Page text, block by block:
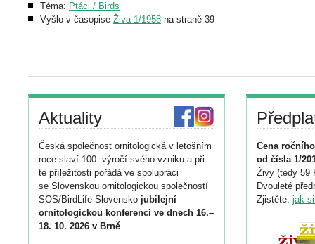
Téma: Ptáci / Birds
Vyšlo v časopise Živa 1/1958 na straně 39
Aktuality
Česká společnost ornitologická v letošním
roce slaví 100. výročí svého vzniku a při
té příležitosti pořádá ve spolupráci
se Slovenskou ornitologickou společností
SOS/BirdLife Slovensko jubilejní
ornitologickou konferenci ve dnech 16.–
18. 10. 2026 v Brně.
Cena
od čísla 1/
Živy (tedy 59
Dvouleté
Zjistěte, jak